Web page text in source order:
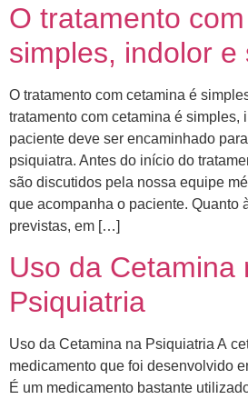
O tratamento
simples, indolor e
O tratamento com cetamina é
tratamento com cetamina é simples,
paciente deve ser encaminhado
psiquiatra. Antes do início do
são discutidos pela nossa equipe
que acompanha o paciente. ​Quanto
previstas, em […]
Uso da Cetamina
Psiquiatria
Uso da Cetamina na Psiquiatria A
medicamento que foi desenvolvido
É um medicamento bastante